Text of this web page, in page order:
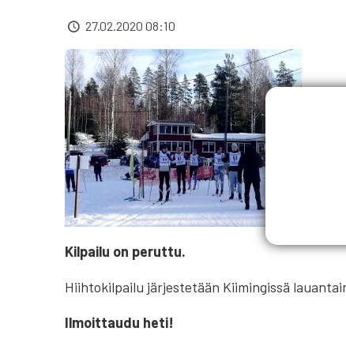
27.02.2020 08:10
Kilpailu on peruttu.
Hiihtokilpailu järjestetään Kiimingissä
Ilmoittaudu heti!